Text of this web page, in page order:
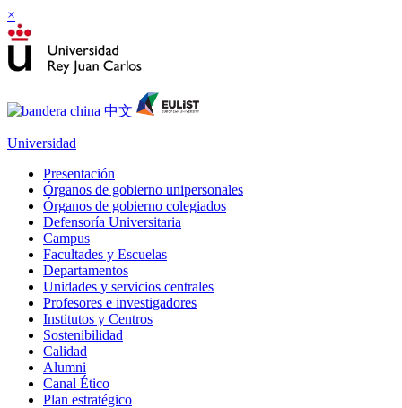
×
Universidad
Presentación
Órganos de gobierno unipersonales
Órganos de gobierno colegiados
Defensoría Universitaria
Campus
Facultades y Escuelas
Departamentos
Unidades y servicios centrales
Profesores e investigadores
Institutos y Centros
Sostenibilidad
Calidad
Alumni
Canal Ético
Plan estratégico